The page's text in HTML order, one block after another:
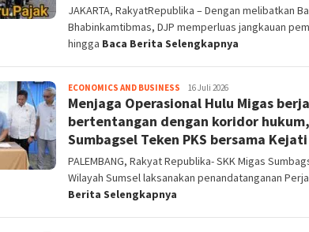
JAKARTA, RakyatRepublika – Dengan melibatkan
Bhabinkamtibmas, DJP memperluas jangkauan
hingga Baca Berita Selengkapnya
ECONOMICS AND BUSINESS Rakyat
Republika
16 Juli 2026
Menjaga Operasional Hulu Migas
bertentangan dengan koridor hukum,
Sumbagsel Teken PKS bersama
PALEMBANG, Rakyat Republika- SKK Migas
Wilayah Sumsel laksanakan penandatanganan
Berita Selengkapnya